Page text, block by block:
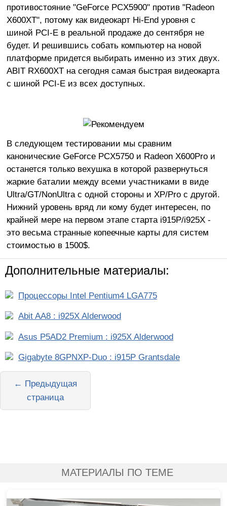
противостояние "GeForce PCX5900" против "Radeon
X600XT", потому как видеокарт Hi-End уровня с
шиной PCI-E в реальной продаже до сентября не
будет. И решившись собать компьютер на новой
платформе придется выбирать именно из этих двух.
ABIT RX600XT на сегодня самая быстрая видеокарта
c шиной PCI-E из всех доступных.
В следующем тестировании мы сравним
канонические GeForce PCX5750 и Radeon X600Pro и
останется только вехушка в которой развернуться
жаркие баталии между всеми участниками в виде
Ultra/GT/NonUltra с одной стороны и XP/Pro с другой.
Нижний уровень вряд ли кому будет интересен, по
крайней мере на первом этапе старта i915P/i925X -
это весьма странные копеечные карты для систем
стоимостью в 1500$.
Дополнительные материалы:
Процессоры Intel Pentium4 LGA775
Abit AA8 : i925X Alderwood
Asus P5AD2 Premium : i925X Alderwood
Gigabyte 8GPNXP-Duo : i915P Grantsdale
← Предыдущая
страница
МАТЕРИАЛЫ ПО ТЕМЕ